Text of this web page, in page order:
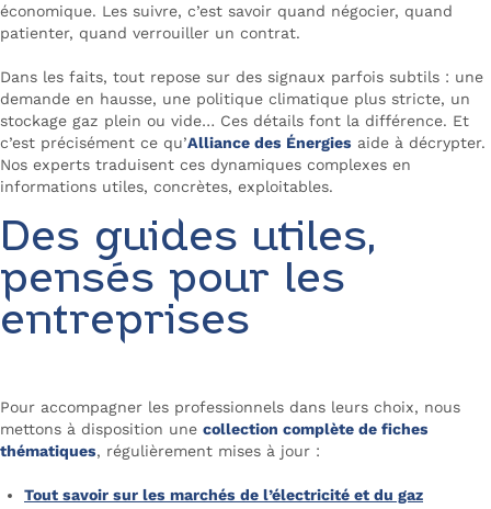
économique. Les suivre, c’est savoir quand négocier, quand
patienter, quand verrouiller un contrat.
Dans les faits, tout repose sur des signaux parfois subtils : une
demande en hausse, une politique climatique plus stricte, un
stockage gaz plein ou vide… Ces détails font la différence. Et
c’est précisément ce qu’Alliance des Énergies aide à décrypter.
Nos experts traduisent ces dynamiques complexes en
informations utiles, concrètes, exploitables.
Des guides utiles,
pensés pour les
entreprises
Pour accompagner les professionnels dans leurs choix, nous
mettons à disposition une collection complète de fiches
thématiques, régulièrement mises à jour :
Tout savoir sur les marchés de l’électricité et du gaz